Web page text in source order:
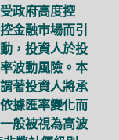
政府高度控
金融市場而引
，投資人於投
波動風險。本
著投資人將承
據匯率變化而
般被視為高波